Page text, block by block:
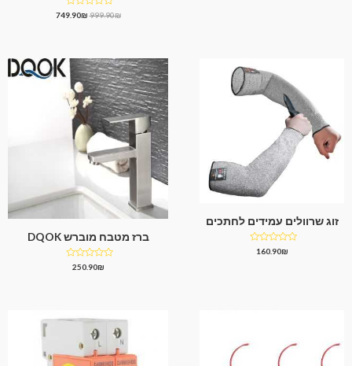
דורג
999.90₪
749.90₪
זוג שרוולים עמידים לחתכים
דורג160.90₪
ברז מטבח מוברש DQOK
דורג250.90₪